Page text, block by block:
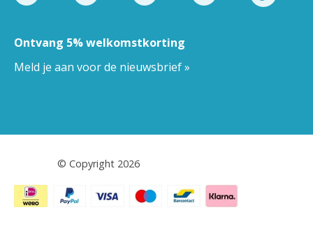
Ontvang 5% welkomstkorting
Meld je aan voor de nieuwsbrief »
© Copyright 2026